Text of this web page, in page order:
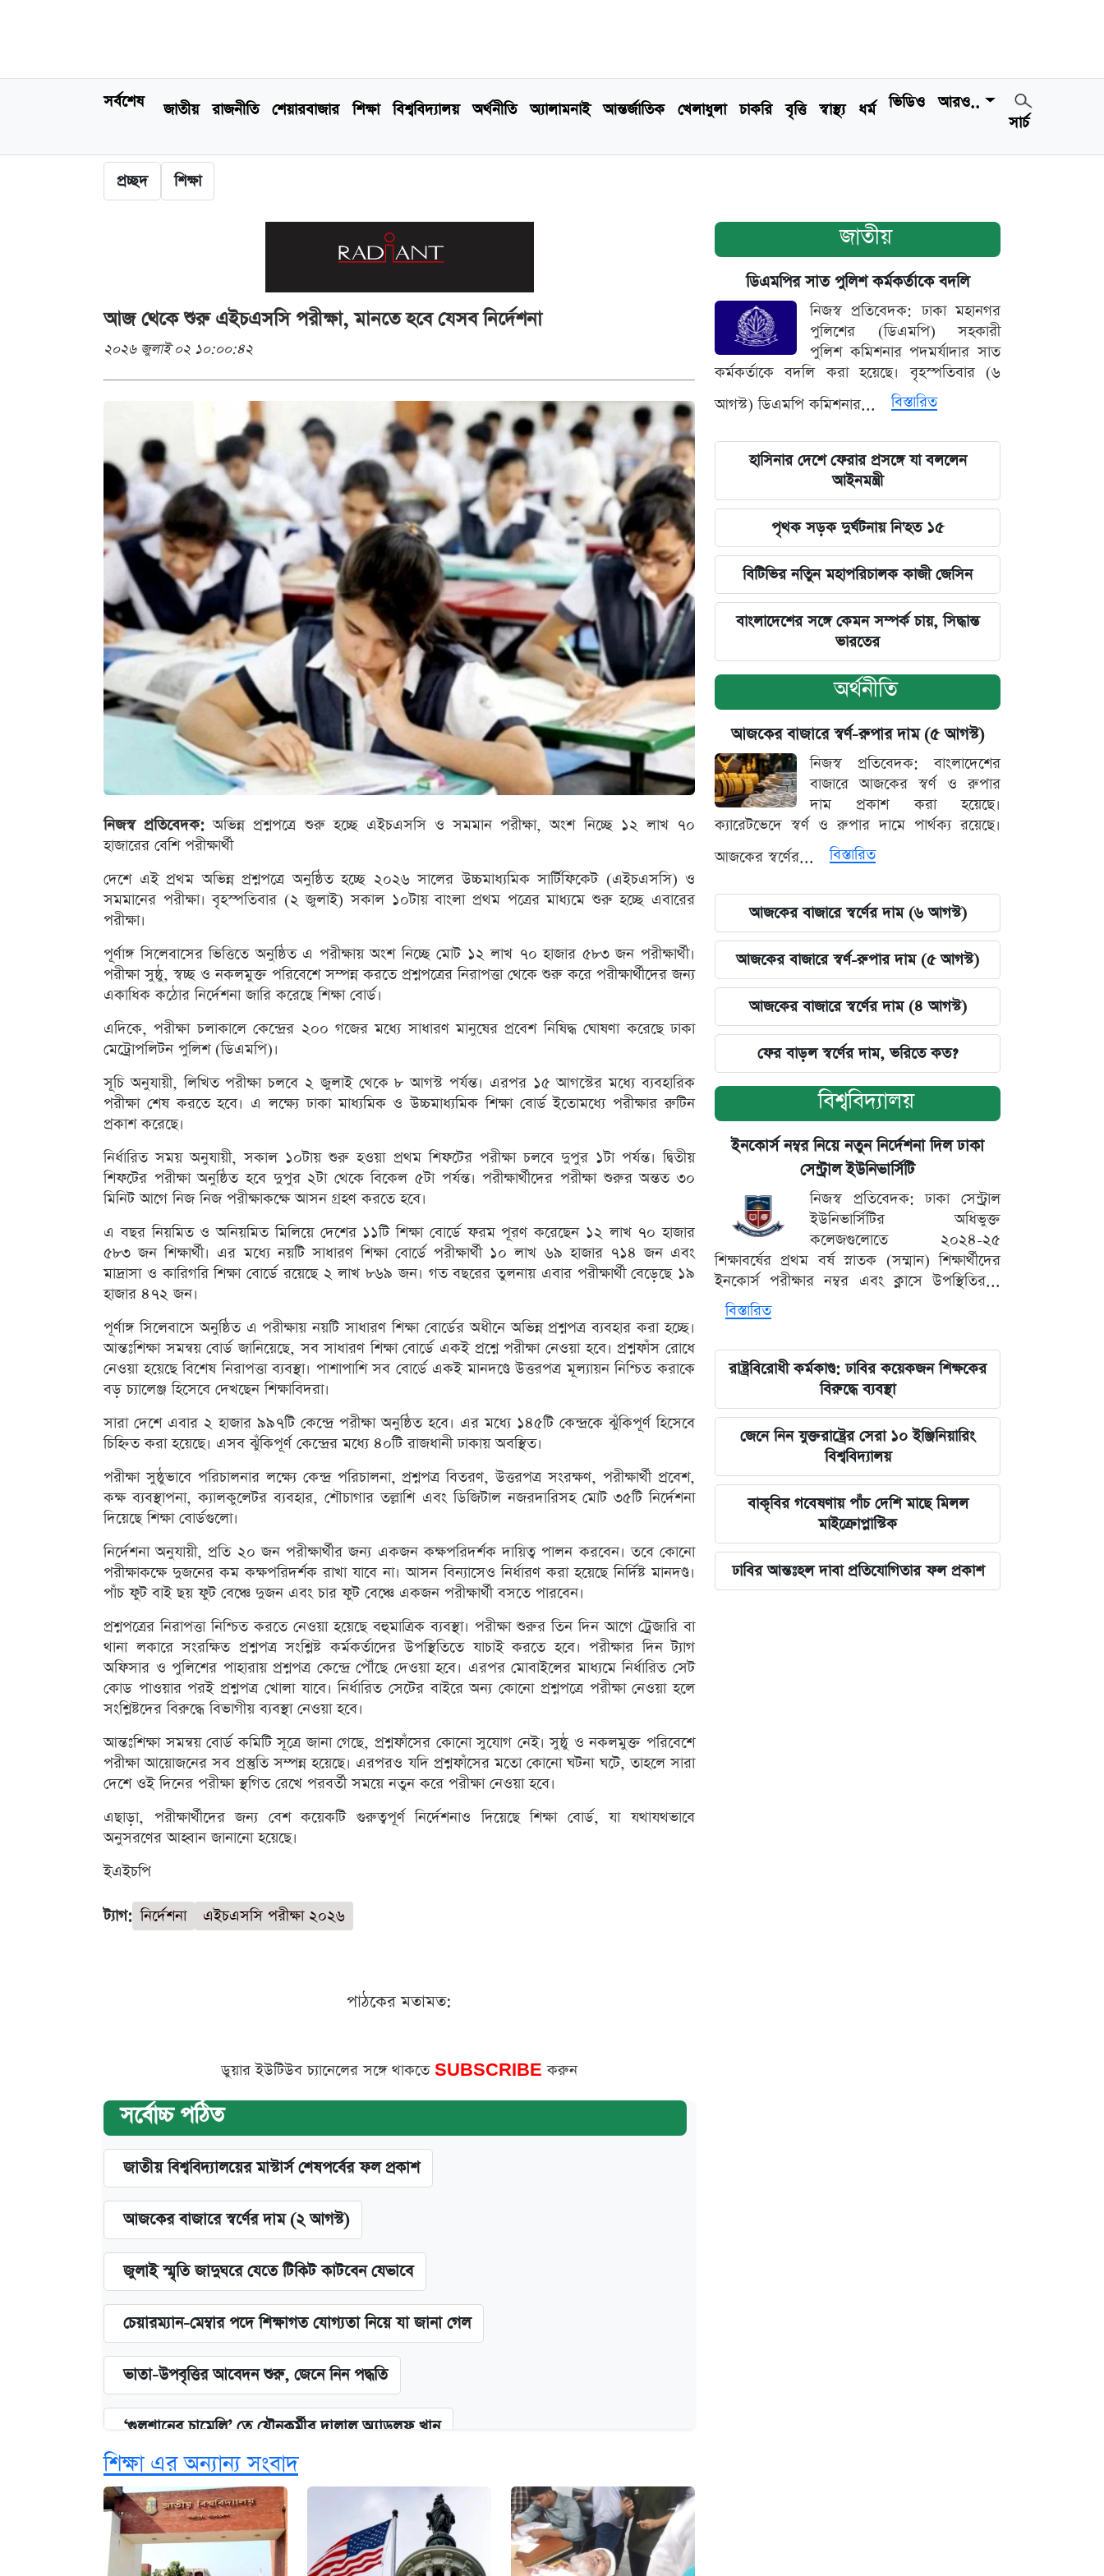
সর্বশেষ জাতীয় রাজনীতি শেয়ারবাজার শিক্ষা বিশ্ববিদ্যালয় অর্থনীতি অ্যালামনাই আন্তর্জাতিক খেলাধুলা চাকরি বৃত্তি স্বাস্থ্য ধর্ম ভিডিও
আরও..
সার্চ
প্রচ্ছদ শিক্ষা
আজ থেকে শুরু এইচএসসি পরীক্ষা, মানতে হবে যেসব নির্দেশনা
২০২৬ জুলাই ০২ ১০:০০:৪২
নিজস্ব প্রতিবেদক: অভিন্ন প্রশ্নপত্রে শুরু হচ্ছে এইচএসসি ও সমমান পরীক্ষা, অংশ নিচ্ছে ১২ লাখ ৭০
হাজারের বেশি পরীক্ষার্থী
দেশে এই প্রথম অভিন্ন প্রশ্নপত্রে অনুষ্ঠিত হচ্ছে ২০২৬ সালের উচ্চমাধ্যমিক সার্টিফিকেট (এইচএসসি) ও
সমমানের পরীক্ষা। বৃহস্পতিবার (২ জুলাই) সকাল ১০টায় বাংলা প্রথম পত্রের মাধ্যমে শুরু হচ্ছে এবারের
পরীক্ষা।
পূর্ণাঙ্গ সিলেবাসের ভিত্তিতে অনুষ্ঠিত এ পরীক্ষায় অংশ নিচ্ছে মোট ১২ লাখ ৭০ হাজার ৫৮৩ জন পরীক্ষার্থী।
পরীক্ষা সুষ্ঠু, স্বচ্ছ ও নকলমুক্ত পরিবেশে সম্পন্ন করতে প্রশ্নপত্রের নিরাপত্তা থেকে শুরু করে পরীক্ষার্থীদের জন্য
একাধিক কঠোর নির্দেশনা জারি করেছে শিক্ষা বোর্ড।
এদিকে, পরীক্ষা চলাকালে কেন্দ্রের ২০০ গজের মধ্যে সাধারণ মানুষের প্রবেশ নিষিদ্ধ ঘোষণা করেছে ঢাকা
মেট্রোপলিটন পুলিশ (ডিএমপি)।
সূচি অনুযায়ী, লিখিত পরীক্ষা চলবে ২ জুলাই থেকে ৮ আগস্ট পর্যন্ত। এরপর ১৫ আগস্টের মধ্যে ব্যবহারিক
পরীক্ষা শেষ করতে হবে। এ লক্ষ্যে ঢাকা মাধ্যমিক ও উচ্চমাধ্যমিক শিক্ষা বোর্ড ইতোমধ্যে পরীক্ষার রুটিন
প্রকাশ করেছে।
নির্ধারিত সময় অনুযায়ী, সকাল ১০টায় শুরু হওয়া প্রথম শিফটের পরীক্ষা চলবে দুপুর ১টা পর্যন্ত। দ্বিতীয়
শিফটের পরীক্ষা অনুষ্ঠিত হবে দুপুর ২টা থেকে বিকেল ৫টা পর্যন্ত। পরীক্ষার্থীদের পরীক্ষা শুরুর অন্তত ৩০
মিনিট আগে নিজ নিজ পরীক্ষাকক্ষে আসন গ্রহণ করতে হবে।
এ বছর নিয়মিত ও অনিয়মিত মিলিয়ে দেশের ১১টি শিক্ষা বোর্ডে ফরম পূরণ করেছেন ১২ লাখ ৭০ হাজার
৫৮৩ জন শিক্ষার্থী। এর মধ্যে নয়টি সাধারণ শিক্ষা বোর্ডে পরীক্ষার্থী ১০ লাখ ৬৯ হাজার ৭১৪ জন এবং
মাদ্রাসা ও কারিগরি শিক্ষা বোর্ডে রয়েছে ২ লাখ ৮৬৯ জন। গত বছরের তুলনায় এবার পরীক্ষার্থী বেড়েছে ১৯
হাজার ৪৭২ জন।
পূর্ণাঙ্গ সিলেবাসে অনুষ্ঠিত এ পরীক্ষায় নয়টি সাধারণ শিক্ষা বোর্ডের অধীনে অভিন্ন প্রশ্নপত্র ব্যবহার করা হচ্ছে।
আন্তঃশিক্ষা সমন্বয় বোর্ড জানিয়েছে, সব সাধারণ শিক্ষা বোর্ডে একই প্রশ্নে পরীক্ষা নেওয়া হবে। প্রশ্নফাঁস রোধে
নেওয়া হয়েছে বিশেষ নিরাপত্তা ব্যবস্থা। পাশাপাশি সব বোর্ডে একই মানদণ্ডে উত্তরপত্র মূল্যায়ন নিশ্চিত করাকে
বড় চ্যালেঞ্জ হিসেবে দেখছেন শিক্ষাবিদরা।
সারা দেশে এবার ২ হাজার ৯৯৭টি কেন্দ্রে পরীক্ষা অনুষ্ঠিত হবে। এর মধ্যে ১৪৫টি কেন্দ্রকে ঝুঁকিপূর্ণ হিসেবে
চিহ্নিত করা হয়েছে। এসব ঝুঁকিপূর্ণ কেন্দ্রের মধ্যে ৪০টি রাজধানী ঢাকায় অবস্থিত।
পরীক্ষা সুষ্ঠুভাবে পরিচালনার লক্ষ্যে কেন্দ্র পরিচালনা, প্রশ্নপত্র বিতরণ, উত্তরপত্র সংরক্ষণ, পরীক্ষার্থী প্রবেশ,
কক্ষ ব্যবস্থাপনা, ক্যালকুলেটর ব্যবহার, শৌচাগার তল্লাশি এবং ডিজিটাল নজরদারিসহ মোট ৩৫টি নির্দেশনা
দিয়েছে শিক্ষা বোর্ডগুলো।
নির্দেশনা অনুযায়ী, প্রতি ২০ জন পরীক্ষার্থীর জন্য একজন কক্ষপরিদর্শক দায়িত্ব পালন করবেন। তবে কোনো
পরীক্ষাকক্ষে দুজনের কম কক্ষপরিদর্শক রাখা যাবে না। আসন বিন্যাসেও নির্ধারণ করা হয়েছে নির্দিষ্ট মানদণ্ড।
পাঁচ ফুট বাই ছয় ফুট বেঞ্চে দুজন এবং চার ফুট বেঞ্চে একজন পরীক্ষার্থী বসতে পারবেন।
প্রশ্নপত্রের নিরাপত্তা নিশ্চিত করতে নেওয়া হয়েছে বহুমাত্রিক ব্যবস্থা। পরীক্ষা শুরুর তিন দিন আগে ট্রেজারি বা
থানা লকারে সংরক্ষিত প্রশ্নপত্র সংশ্লিষ্ট কর্মকর্তাদের উপস্থিতিতে যাচাই করতে হবে। পরীক্ষার দিন ট্যাগ
অফিসার ও পুলিশের পাহারায় প্রশ্নপত্র কেন্দ্রে পৌঁছে দেওয়া হবে। এরপর মোবাইলের মাধ্যমে নির্ধারিত সেট
কোড পাওয়ার পরই প্রশ্নপত্র খোলা যাবে। নির্ধারিত সেটের বাইরে অন্য কোনো প্রশ্নপত্রে পরীক্ষা নেওয়া হলে
সংশ্লিষ্টদের বিরুদ্ধে বিভাগীয় ব্যবস্থা নেওয়া হবে।
আন্তঃশিক্ষা সমন্বয় বোর্ড কমিটি সূত্রে জানা গেছে, প্রশ্নফাঁসের কোনো সুযোগ নেই। সুষ্ঠু ও নকলমুক্ত পরিবেশে
পরীক্ষা আয়োজনের সব প্রস্তুতি সম্পন্ন হয়েছে। এরপরও যদি প্রশ্নফাঁসের মতো কোনো ঘটনা ঘটে, তাহলে সারা
দেশে ওই দিনের পরীক্ষা স্থগিত রেখে পরবর্তী সময়ে নতুন করে পরীক্ষা নেওয়া হবে।
এছাড়া, পরীক্ষার্থীদের জন্য বেশ কয়েকটি গুরুত্বপূর্ণ নির্দেশনাও দিয়েছে শিক্ষা বোর্ড, যা যথাযথভাবে
অনুসরণের আহ্বান জানানো হয়েছে।
ইএইচপি
ট্যাগ: নির্দেশনা এইচএসসি পরীক্ষা ২০২৬
পাঠকের মতামত:
ডুয়ার ইউটিউব চ্যানেলের সঙ্গে থাকতে SUBSCRIBEকরুন
সর্বোচ্চ পঠিত
জাতীয় বিশ্ববিদ্যালয়ের মাস্টার্স শেষপর্বের ফল প্রকাশ
আজকের বাজারে স্বর্ণের দাম (২ আগস্ট)
জুলাই স্মৃতি জাদুঘরে যেতে টিকিট কাটবেন যেভাবে
চেয়ারম্যান-মেম্বার পদে শিক্ষাগত যোগ্যতা নিয়ে যা জানা গেল
ভাতা-উপবৃত্তির আবেদন শুরু, জেনে নিন পদ্ধতি
‘গুলশানের চামেলি’ তে যৌনকর্মীর দালাল অ্যাডলফ খান
কবে শুরু হচ্ছে ঢাবির ভর্তি আবেদন, জানাল কর্তৃপক্ষ
এক ক্লিকে জেনে নিন আইফোন ১৮ প্রো ম্যাক্সের দাম ও ফিচার
শিক্ষা এর অন্যান্য সংবাদ
জাতীয়
ডিএমপির সাত পুলিশ কর্মকর্তাকে বদলি
নিজস্ব প্রতিবেদক: ঢাকা মহানগর
পুলিশের (ডিএমপি) সহকারী
পুলিশ কমিশনার পদমর্যাদার সাত
কর্মকর্তাকে বদলি করা হয়েছে। বৃহস্পতিবার (৬
আগস্ট) ডিএমপি কমিশনার...
বিস্তারিত
হাসিনার দেশে ফেরার প্রসঙ্গে যা বললেন
আইনমন্ত্রী
পৃথক সড়ক দুর্ঘটনায় নি'হত ১৫
বিটিভির নতিুন মহাপরিচালক কাজী জেসিন
বাংলাদেশের সঙ্গে কেমন সম্পর্ক চায়, সিদ্ধান্ত
ভারতের
অর্থনীতি
আজকের বাজারে স্বর্ণ-রুপার দাম (৫ আগস্ট)
নিজস্ব প্রতিবেদক: বাংলাদেশের
বাজারে আজকের স্বর্ণ ও রুপার
দাম প্রকাশ করা হয়েছে।
ক্যারেটভেদে স্বর্ণ ও রুপার দামে পার্থক্য রয়েছে।
আজকের স্বর্ণের...
বিস্তারিত
আজকের বাজারে স্বর্ণের দাম (৬ আগস্ট)
আজকের বাজারে স্বর্ণ-রুপার দাম (৫ আগস্ট)
আজকের বাজারে স্বর্ণের দাম (৪ আগস্ট)
ফের বাড়ল স্বর্ণের দাম, ভরিতে কত?
বিশ্ববিদ্যালয়
ইনকোর্স নম্বর নিয়ে নতুন নির্দেশনা দিল ঢাকা
সেন্ট্রাল ইউনিভার্সিটি
নিজস্ব প্রতিবেদক: ঢাকা সেন্ট্রাল
ইউনিভার্সিটির অধিভুক্ত
কলেজগুলোতে ২০২৪-২৫
শিক্ষাবর্ষের প্রথম বর্ষ স্নাতক (সম্মান) শিক্ষার্থীদের
ইনকোর্স পরীক্ষার নম্বর এবং ক্লাসে উপস্থিতির...
বিস্তারিত
রাষ্ট্রবিরোধী কর্মকাণ্ড: ঢাবির কয়েকজন শিক্ষকের
বিরুদ্ধে ব্যবস্থা
জেনে নিন যুক্তরাষ্ট্রের সেরা ১০ ইঞ্জিনিয়ারিং
বিশ্ববিদ্যালয়
বাকৃবির গবেষণায় পাঁচ দেশি মাছে মিলল
মাইক্রোপ্লাস্টিক
ঢাবির আন্তঃহল দাবা প্রতিযোগিতার ফল প্রকাশ